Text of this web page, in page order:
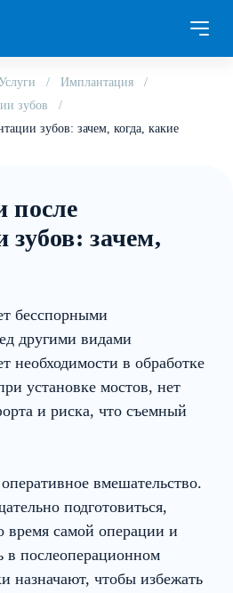
Имплантация
зубов
зубов: зачем, когда, какие
после
зачем,
бесспорными
другими видами
необходимости в обработке
установке мостов, нет
и риска, что съемный
вмешательство.
подготовиться,
время самой операции и
в послеоперационном
назначают, чтобы избежать